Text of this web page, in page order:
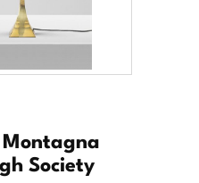
Society